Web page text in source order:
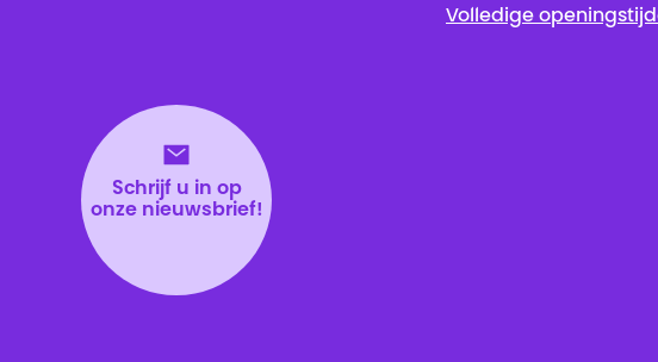
Schrijf u in op
onze nieuwsbrief!
Volledige